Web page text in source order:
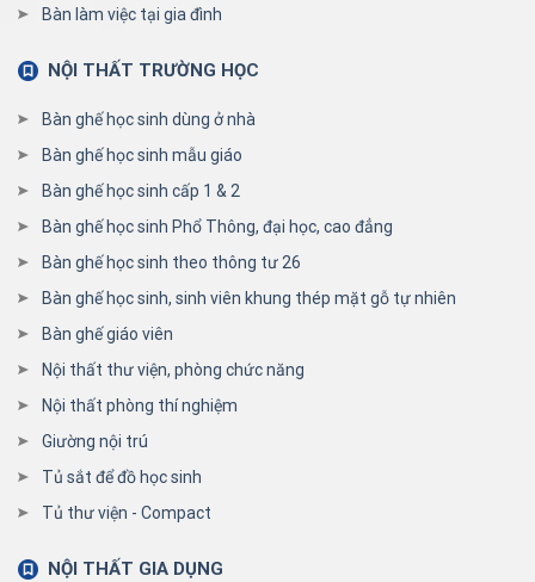
Bàn làm việc tại gia đình
NỘI THẤT TRƯỜNG HỌC
Bàn ghế học sinh dùng ở nhà
Bàn ghế học sinh mẫu giáo
Bàn ghế học sinh cấp 1 & 2
Bàn ghế học sinh Phổ Thông, đại học, cao đẳng
Bàn ghế học sinh theo thông tư 26
Bàn ghế học sinh, sinh viên khung thép mặt gỗ tự nhiên
Bàn ghế giáo viên
Nội thất thư viện, phòng chức năng
Nội thất phòng thí nghiệm
Giường nội trú
Tủ sắt để đồ học sinh
Tủ thư viện - Compact
NỘI THẤT GIA DỤNG